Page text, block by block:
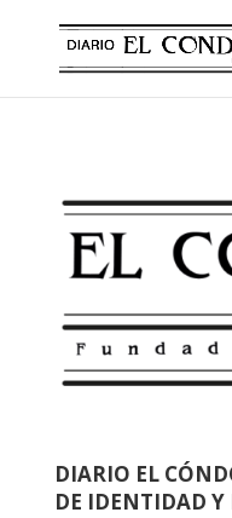
DIARIO EL
DE IDENTIDAD